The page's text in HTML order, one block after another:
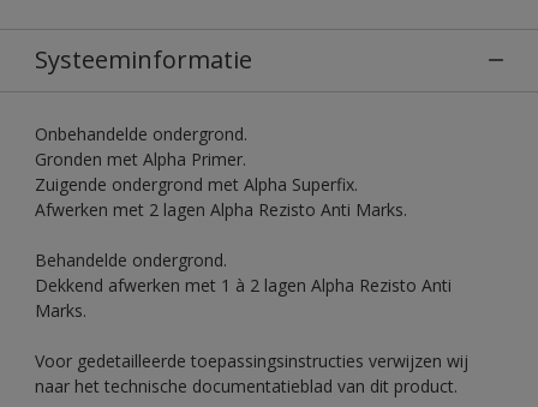
Systeeminformatie
Onbehandelde ondergrond.
Gronden met Alpha Primer.
Zuigende ondergrond met Alpha Superfix.
Afwerken met 2 lagen Alpha Rezisto Anti Marks.
Behandelde ondergrond.
Dekkend afwerken met 1 à 2 lagen Alpha Rezisto Anti
Marks.
Voor gedetailleerde toepassingsinstructies verwijzen wij
naar het technische documentatieblad van dit product.